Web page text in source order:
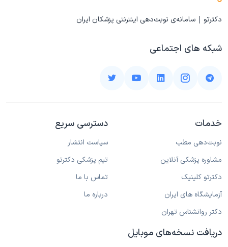
دکترتو | سامانه‌ی نوبت‌دهی اینترنتی پزشکان ایران
شبکه های اجتماعی
خدمات
نوبت‌دهی مطب
مشاوره پزشکی آنلاین
دکترتو کلینیک
آزمایشگاه های ایران
دکتر روانشناس تهران
دسترسی سریع
سیاست انتشار
تیم پزشکی دکترتو
تماس با ما
درباره ما
دریافت نسخه‌های موبایل